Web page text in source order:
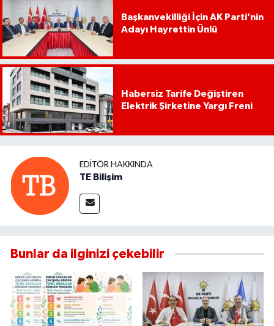
Başkanvekilliği İçin AK Parti’nin
Adayı Hayrettin Ünlü
Habersiz Tarife Değiştiren
Elektrik Şirketine Yargı Freni
EDITÖR HAKKINDA
TE Bilişim
Bunlar da ilginizi çekebilir